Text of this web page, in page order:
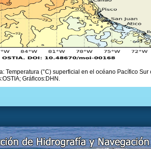
Temperatura (°C) superficial en el océano Pacífico
Gráficos:DHN.